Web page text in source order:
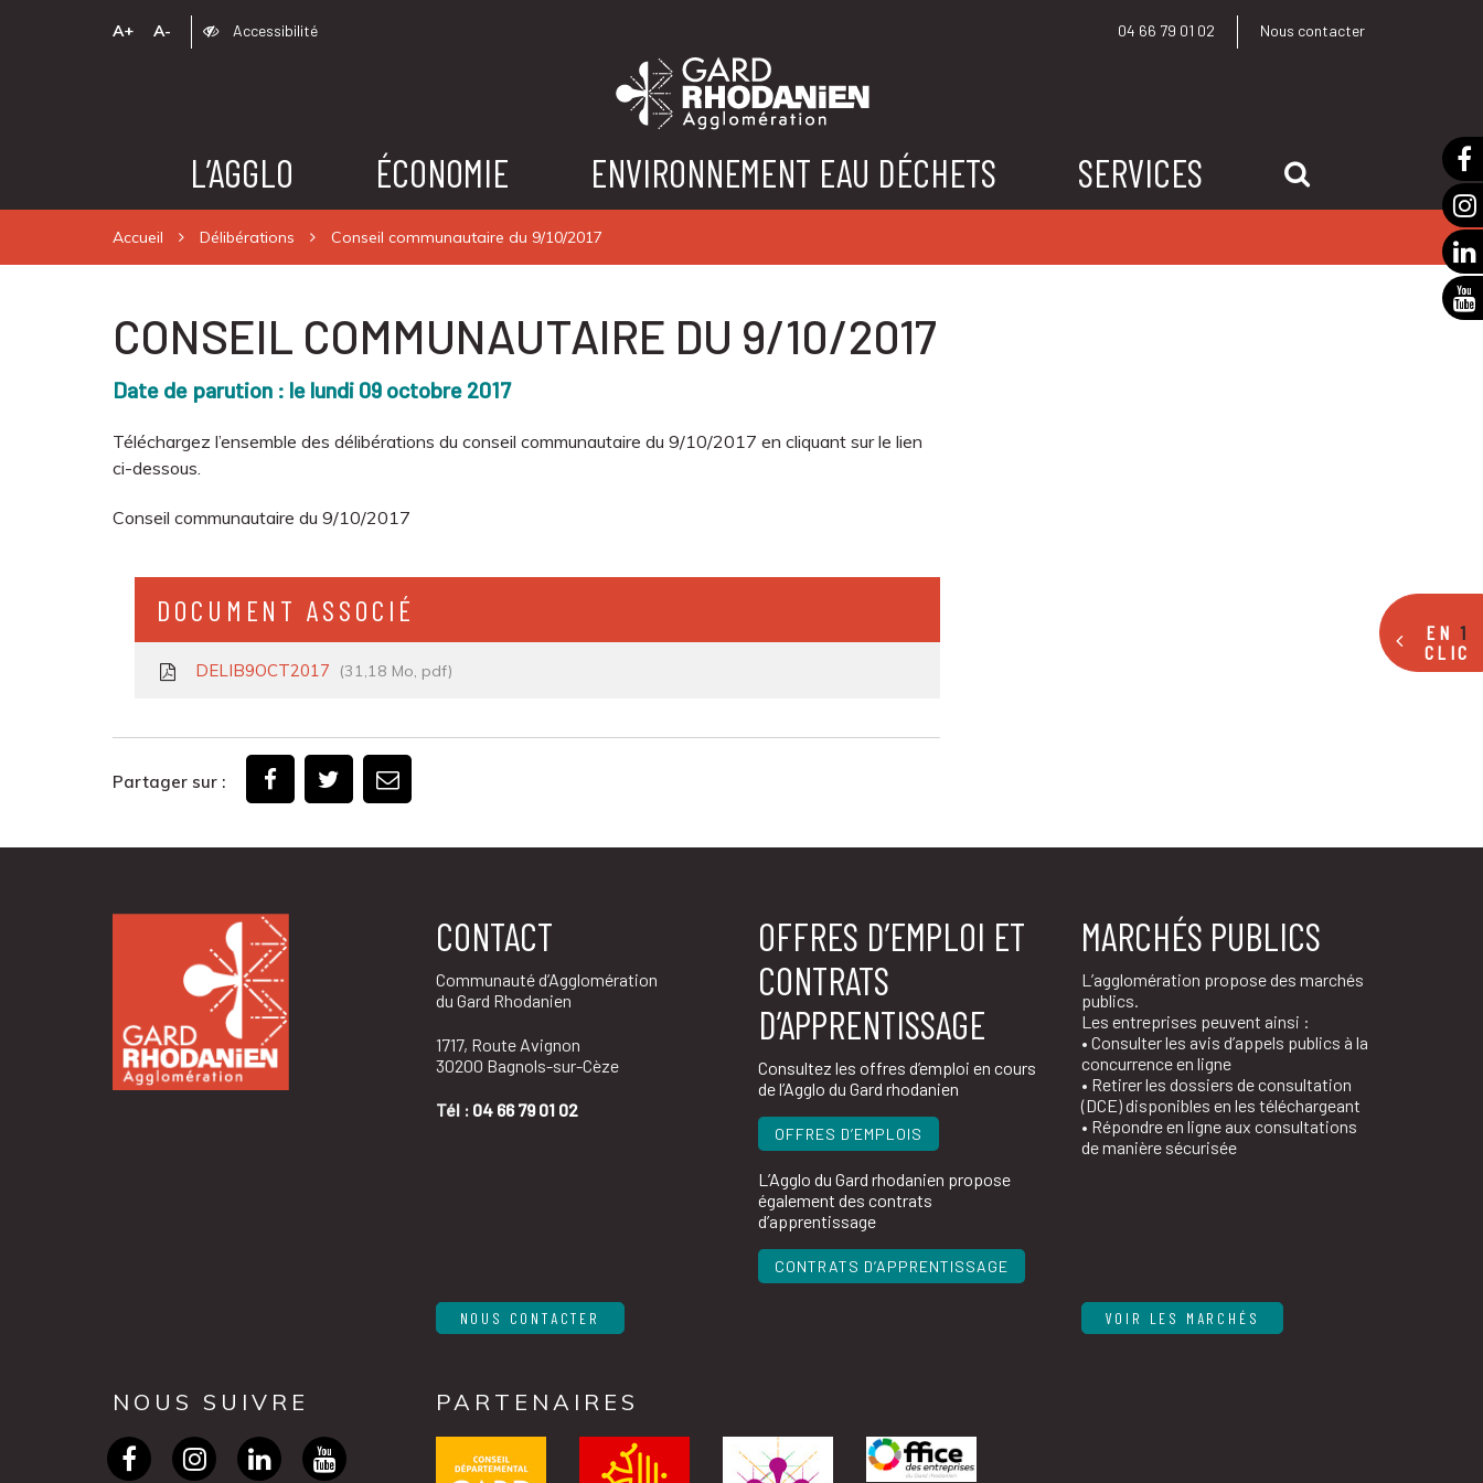
A+ A- Accessibilité 04 66 79 01 02 Nous contacter
L’AGGLO ÉCONOMIE ENVIRONNEMENT EAU DÉCHETS SERVICES RECHERCHE
Accueil Délibérations Conseil communautaire du 9/10/2017
CONSEIL COMMUNAUTAIRE DU 9/10/2017
Date de parution : le lundi 09 octobre 2017
Téléchargez l’ensemble des délibérations du conseil communautaire du 9/10/2017 en cliquant sur le lien
ci-dessous.
Conseil communautaire du 9/10/2017
DOCUMENT ASSOCIÉ
DELIB9OCT2017 31,18 Mo, pdf
Partager sur :
EN1
CLIC
CONTACT
Communauté d’Agglomération
du Gard Rhodanien
1717, Route Avignon
30200 Bagnols-sur-Cèze
Tél : 04 66 79 01 02
NOUS CONTACTER
OFFRES D’EMPLOI ET
CONTRATS
D’APPRENTISSAGE
Consultez les offres d’emploi en cours
de l’Agglo du Gard rhodanien
OFFRES D’EMPLOIS
L’Agglo du Gard rhodanien propose
également des contrats
d’apprentissage
CONTRATS D’APPRENTISSAGE
MARCHÉS PUBLICS
L’agglomération propose des marchés
publics.
Les entreprises peuvent ainsi :
• Consulter les avis d’appels publics à la
concurrence en ligne
• Retirer les dossiers de consultation
(DCE) disponibles en les téléchargeant
• Répondre en ligne aux consultations
de manière sécurisée
VOIR LES MARCHÉS
NOUS SUIVRE PARTENAIRES